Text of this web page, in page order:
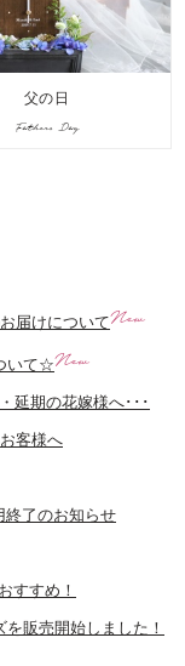
父の日
Fathers Day
届けについてNew
いて☆New
延期の花嫁様へ･･･
客様へ
終了のお知らせ
すすめ！
販売開始しました！